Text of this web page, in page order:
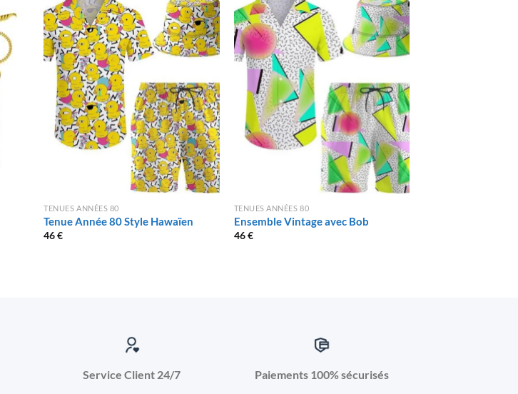
TENUES ANNÉES 80
Tenue Année 80 Style Hawaïen
46€
TENUES ANNÉES 80
Ensemble Vintage avec Bob
46€
Service Client 24/7 Paiements 100% sécurisés